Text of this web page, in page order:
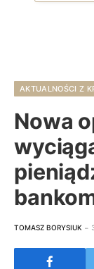
AKTUALNOŚCI Z
Nowa
TOMASZ BORYSIUK